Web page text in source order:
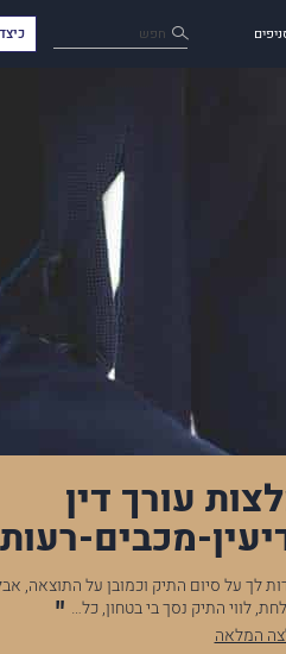
חפש
עורך דין
מכבים-רעות
לתוצאה
.לאחר שנתיים שעזר
אני רוצה להגדיר